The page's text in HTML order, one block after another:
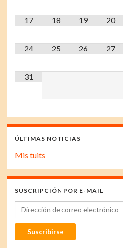
17 18 19 20
24 25 26 27
31
ÚLTIMAS NOTICIAS
Mis tuits
SUSCRIPCIÓN POR E-MAIL
Dirección de correo electrónico
Suscribirse